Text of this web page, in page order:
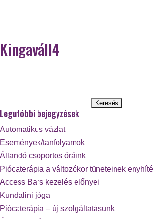
Kingaváll4
Legutóbbi bejegyzések
Automatikus vázlat
Események/tanfolyamok
Állandó csoportos óráink
Piócaterápia a változókor tüneteinek
Access Bars kezelés előnyei
Kundalini jóga
Piócaterápia – új szolgáltatásunk